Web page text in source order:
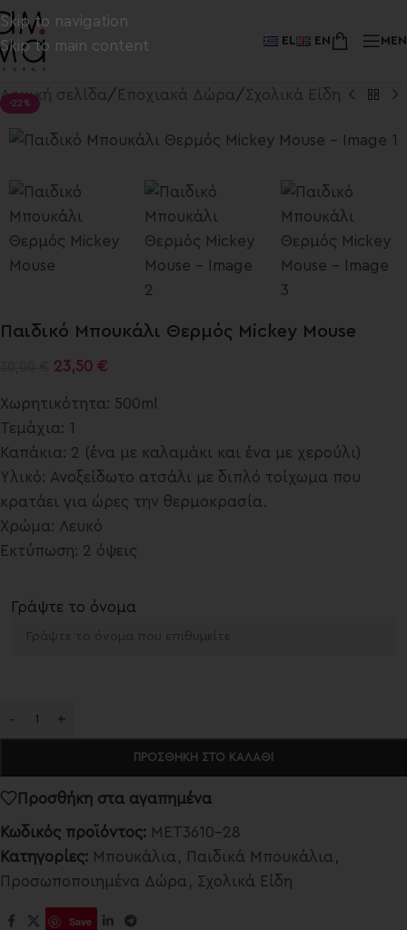
Skip to navigation
Skip to main content
EL EN
Αρχική σελίδα / Εποχιακά Δώρα /Σχολικά Είδη
-22%
Παιδικό Μπουκάλι Θερμός Mickey Mouse
23,50 €
Χωρητικότητα: 500ml
Τεμάχια: 1
Καπάκια: 2 (ένα με καλαμάκι και ένα με χερούλι)
Υλικό: Ανοξείδωτο ατσάλι με διπλό τοίχωμα που
κρατάει για ώρες την θερμοκρασία.
Χρώμα: Λευκό
Εκτύπωση: 2 όψεις
Γράψτε το όνομα
- +
ΠΡΟΣΘΉΚΗ ΣΤΟ ΚΑΛΆΘΙ
Προσθήκη στα αγαπημένα
Κωδικός προϊόντος: MET3610-28
Κατηγορίες: Μπουκάλια, Παιδικά Μπουκάλια,
Προσωποποιημένα Δώρα, Σχολικά Είδη
Save